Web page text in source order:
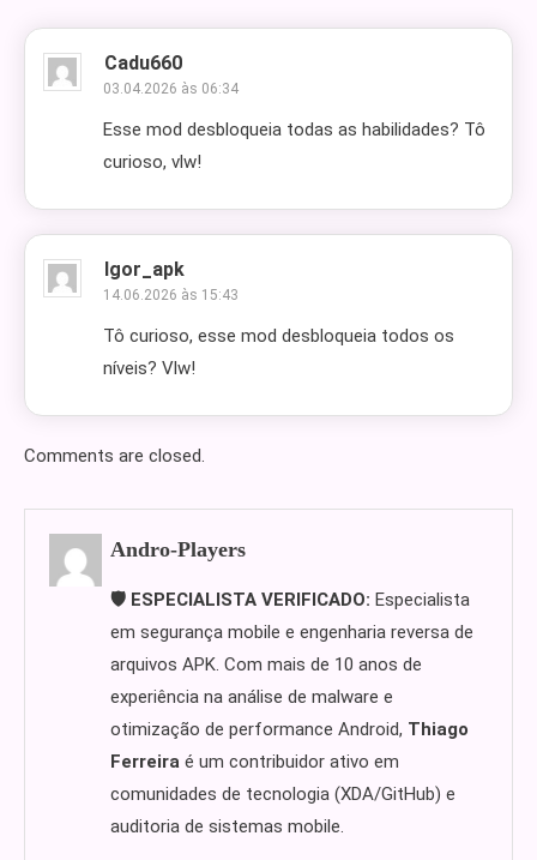
Cadu660
03.04.2026 às 06:34
Esse mod desbloqueia todas as habilidades? Tô
curioso, vlw!
Igor_apk
14.06.2026 às 15:43
Tô curioso, esse mod desbloqueia todos os
níveis? Vlw!
Comments are closed.
Andro-Players
🛡️ ESPECIALISTA VERIFICADO: Especialista
em segurança mobile e engenharia reversa de
arquivos APK. Com mais de 10 anos de
experiência na análise de malware e
otimização de performance Android, Thiago
Ferreira é um contribuidor ativo em
comunidades de tecnologia (XDA/GitHub) e
auditoria de sistemas mobile.